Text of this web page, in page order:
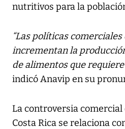
nutritivos para la
“Las políticas
incrementan la
de alimentos que
indicó Anavip en su
La controversia
Costa Rica se relaciona